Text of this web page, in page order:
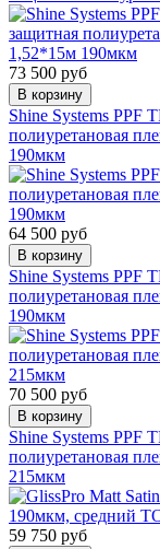
73 500 руб
В корзину
Shine Systems PPF
полиуретановая
190мкм
64 500 руб
В корзину
Shine Systems PPF
полиуретановая
190мкм
70 500 руб
В корзину
Shine Systems PPF
полиуретановая
215мкм
59 750 руб